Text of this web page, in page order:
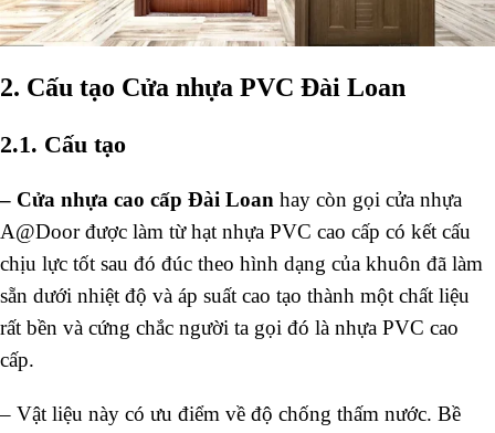
2. Cấu tạo Cửa nhựa PVC Đài Loan
2.1. Cấu tạo
– Cửa nhựa cao cấp Đài Loan hay còn gọi cửa nhựa
A@Door được làm từ hạt nhựa PVC cao cấp có kết cấu
chịu lực tốt sau đó đúc theo hình dạng của khuôn đã làm
sẵn dưới nhiệt độ và áp suất cao tạo thành một chất liệu
rất bền và cứng chắc người ta gọi đó là nhựa PVC cao
cấp.
– Vật liệu này có ưu điểm về độ chống thấm nước. Bề